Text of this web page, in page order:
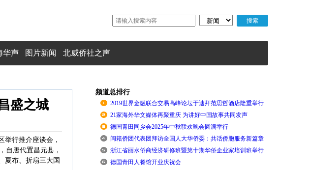
华声 图片新闻 北威侨社之声
盛之城
行推介座谈会，
自唐代置昌元县，
夏布、折扇三大国
频道总排行
2019世界金融联合交易高峰论坛于迪拜范思哲酒店隆重举行
21家海外华文媒体再聚重庆 为讲好中国故事共同发声
德国青田同乡会2025年中秋联欢晚会圆满举行
闽籍侨团代表团拜访全国人大华侨委：共话侨胞服务新篇章
浙江省丽水侨商经济研修班暨第十期华侨企业家培训班举行
德国青田人餐馆开业庆祝会